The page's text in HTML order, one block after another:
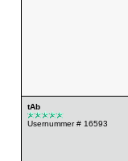
tAb
Usernummer # 16593